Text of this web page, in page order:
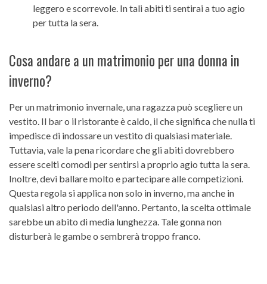
leggero e scorrevole. In tali abiti ti sentirai a tuo agio
per tutta la sera.
Cosa andare a un matrimonio per una donna in
inverno?
Per un matrimonio invernale, una ragazza può scegliere un
vestito. Il bar o il ristorante è caldo, il che significa che nulla ti
impedisce di indossare un vestito di qualsiasi materiale.
Tuttavia, vale la pena ricordare che gli abiti dovrebbero
essere scelti comodi per sentirsi a proprio agio tutta la sera.
Inoltre, devi ballare molto e partecipare alle competizioni.
Questa regola si applica non solo in inverno, ma anche in
qualsiasi altro periodo dell'anno. Pertanto, la scelta ottimale
sarebbe un abito di media lunghezza. Tale gonna non
disturberà le gambe o sembrerà troppo franco.